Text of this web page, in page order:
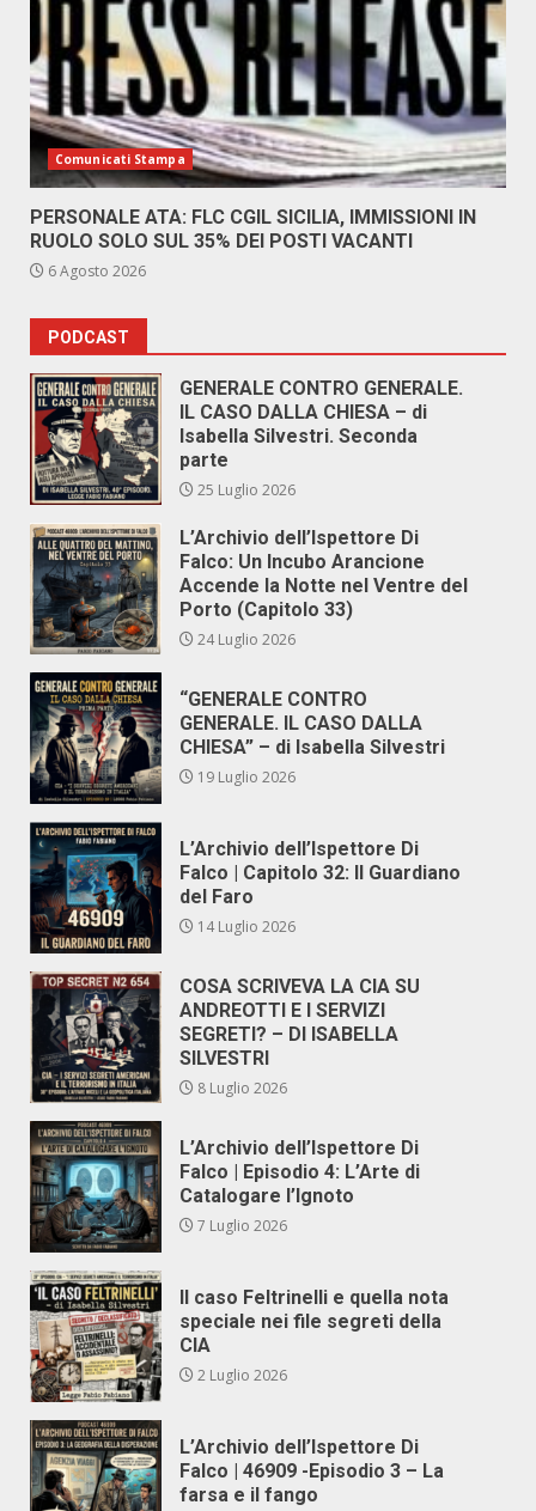
Comunicati Stampa
PERSONALE ATA: FLC CGIL SICILIA, IMMISSIONI IN
RUOLO SOLO SUL 35% DEI POSTI VACANTI
6 Agosto 2026
PODCAST
GENERALE CONTRO GENERALE.
IL CASO DALLA CHIESA – di
Isabella Silvestri. Seconda
parte
25 Luglio 2026
L’Archivio dell’Ispettore Di
Falco: Un Incubo Arancione
Accende la Notte nel Ventre del
Porto (Capitolo 33)
24 Luglio 2026
“GENERALE CONTRO
GENERALE. IL CASO DALLA
CHIESA” – di Isabella Silvestri
19 Luglio 2026
L’Archivio dell’Ispettore Di
Falco | Capitolo 32: Il Guardiano
del Faro
14 Luglio 2026
COSA SCRIVEVA LA CIA SU
ANDREOTTI E I SERVIZI
SEGRETI? – DI ISABELLA
SILVESTRI
8 Luglio 2026
L’Archivio dell’Ispettore Di
Falco | Episodio 4: L’Arte di
Catalogare l’Ignoto
7 Luglio 2026
Il caso Feltrinelli e quella nota
speciale nei file segreti della
CIA
2 Luglio 2026
L’Archivio dell’Ispettore Di
Falco | 46909 -Episodio 3 – La
farsa e il fango